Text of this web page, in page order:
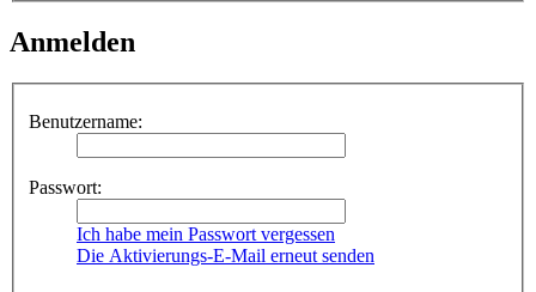
Anmelden
Benutzername:
Passwort:
Ich habe mein Passwort vergessen
Die Aktivierungs-E-Mail erneut senden